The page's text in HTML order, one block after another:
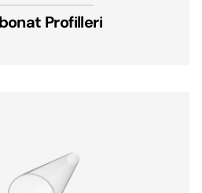
Profilleri